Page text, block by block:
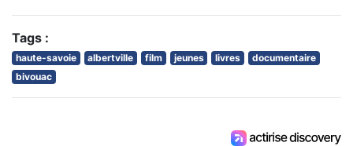
Tags :
haute-savoie albertville film jeunes livres
documentaire
bivouac